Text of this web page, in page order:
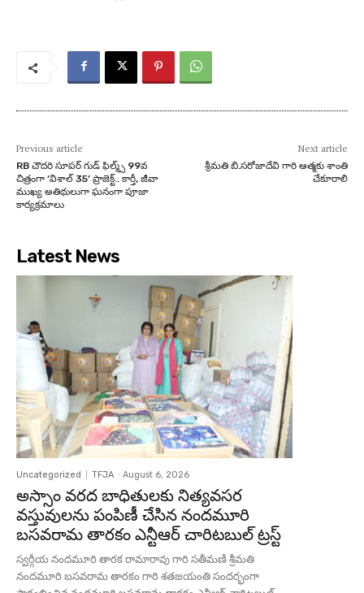
Previous article
RB చౌదరి సూపర్ గుడ్ ఫిల్మ్స్ 99వ
చిత్రంగా ‘విశాల్ 35’ ప్రాజెక్ట్.. కార్తీ, జీవా
ముఖ్య అతిథులుగా ఘనంగా పూజా
కార్యక్రమాలు
Next article
శ్రీమతి బి.సరోజాదేవి గారి ఆత్మకు శాంతి
చేకూరాలి
Latest News
Uncategorized TFJA - August 6, 2026
అస్సాం వరద బాధితులకు నిత్యవసర
వస్తువులను పంపిణీ చేసిన నందమూరి
బసవరామ తారకం ఎన్టీఆర్ చారిటబుల్ ట్రస్ట్
స్వర్గీయ నందమూరి తారక రామారావు గారి సతీమణి శ్రీమతి
నందమూరి బసవరామ తారకం గారి శతజయంతి సందర్భంగా